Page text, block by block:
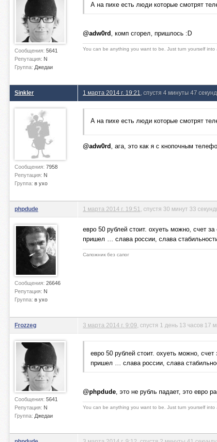
Сообщения: 5641
Репутация: N
Группа: Джедаи
А на пихе есть люди которые смотрят
@adw0rd , комп сгорел, пришлось :D
You can be anything you want to be. Just turn yourself
Sinkler
Сообщения: 7958
Репутация: N
Группа: в ухо
1 марта 2014 г. 19:21 , спустя 4 минуты 47 секунд
А на пихе есть люди которые смотрят
@adw0rd , ага, это как я с кнопочным
phpdude
Сообщения: 26646
Репутация: N
Группа: в ухо
1 марта 2014 г. 19:51 , спустя 30 минут 33
евро 50 рублей стоит. охуеть можно, счет
пришел … слава россии, слава
Сапожник без сапог
Frozzeg
Сообщения: 5641
Репутация: N
Группа: Джедаи
3 марта 2014 г. 9:09 , спустя 1 день 13 часов 17
евро 50 рублей стоит. охуеть можно,
пришел … слава россии, слава
@phpdude, это не рубль падает, это евро
You can be anything you want to be. Just turn yourself